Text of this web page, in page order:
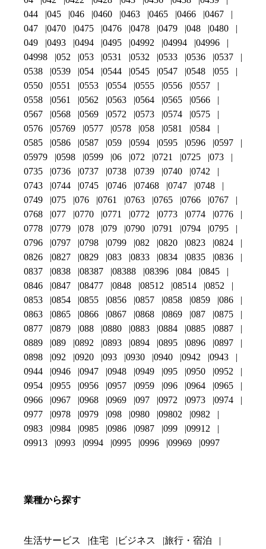
044
045 046 0460 0463 0465 0466
0467
047
0470 0475 0476 0478 0479 048
0480
049
0493 0494 0495 04992 04994
04996
04998
052 053 0531 0532 0533 0536
0537
0538
0539 054 0544 0545 0547 0548
055
0550
0551 0553 0554 0555 0556
0557
0558
0561 0562 0563 0564 0565
0566
0567
0568 0569 0572 0573 0574
0575
0576
05769 0577 0578 058 0581
0584
0585
0586 0587 059 0594 0595 0596
0597
05979
0598 0599 06 072 0721 0725
073
0735
0736 0737 0738 0739 0740
0742
0743
0744 0745 0746 07468 0747
0748
0749
075 076 0761 0763 0765 0766
0767
0768
077 0770 0771 0772 0773 0774
0776
0778
0779 078 079 0790 0791 0794
0795
0796
0797 0798 0799 082 0820 0823
0824
0826
0827 0829 083 0833 0834 0835
0836
0837
0838 08387 08388 08396 084
0845
0846
0847 08477 0848 08512 08514
0852
0853
0854 0855 0856 0857 0858 0859
086
0863
0865 0866 0867 0868 0869 087
0875
0877
0879 088 0880 0883 0884 0885
0887
0889
089 0892 0893 0894 0895 0896
0897
0898
092 0920 093 0930 0940 0942
0943
0944
0946 0947 0948 0949 095 0950
0952
0954
0955 0956 0957 0959 096 0964
0965
0966
0967 0968 0969 097 0972 0973
0974
0977
0978 0979 098 0980 09802
0982
0983
0984 0985 0986 0987 099
09912
09913
0993 0994 0995 0996 09969 0997
業種から探す
生活サービス 住宅 ビジネス
旅行・宿泊